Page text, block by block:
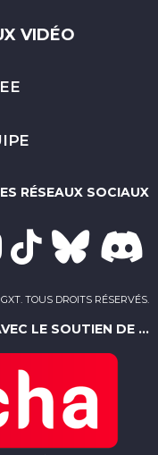
VIDÉO
RÉSEAUX SOCIAUX
TOUS DROITS RÉSERVÉS.
LE SOUTIEN DE ...